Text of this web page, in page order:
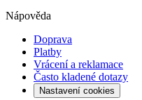
Nápověda
Doprava
Platby
Vrácení a reklamace
Často kladené dotazy
Nastavení cookies